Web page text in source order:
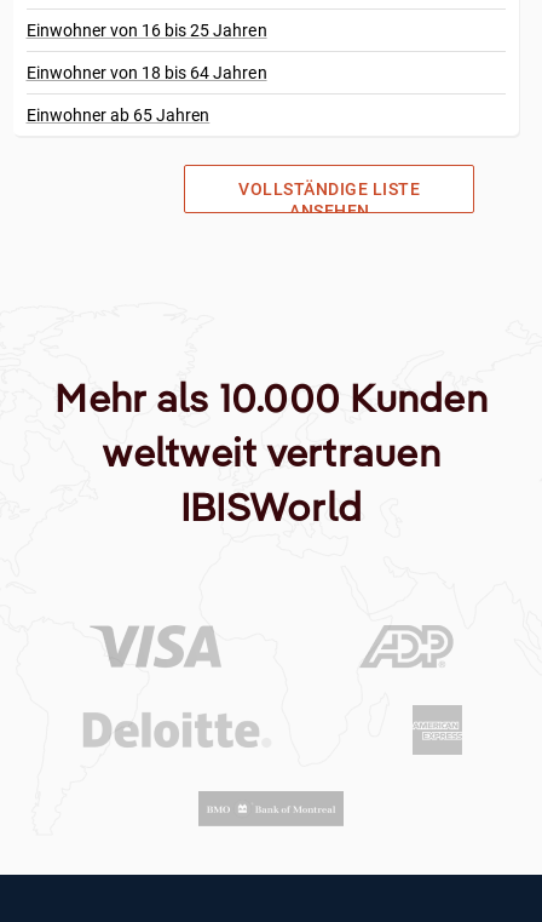
Einwohner von 16 bis 25 Jahren
Einwohner von 18 bis 64 Jahren
Einwohner ab 65 Jahren
VOLLSTÄNDIGE LISTE
ANSEHEN
Mehr als 10.000 Kunden
weltweit vertrauen
IBISWorld